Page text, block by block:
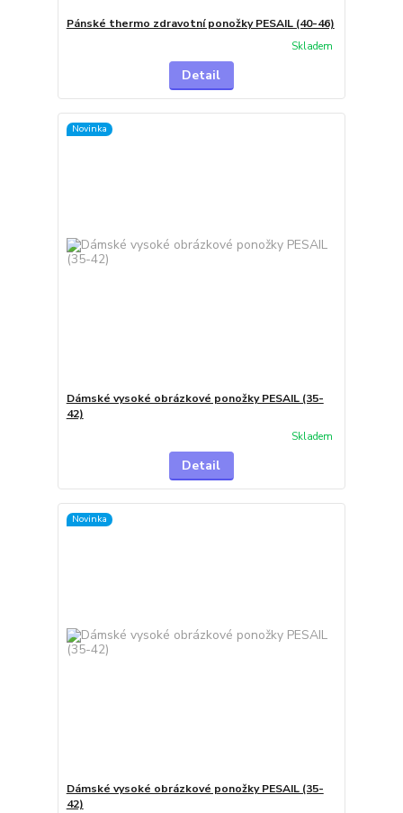
Pánské thermo zdravotní ponožky PESAIL (40-46)
Skladem
Detail
Novinka
Dámské vysoké obrázkové ponožky PESAIL (35-
42)
Skladem
Detail
Novinka
Dámské vysoké obrázkové ponožky PESAIL (35-
42)